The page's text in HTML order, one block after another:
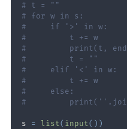
# t = ""
# for w in s:
#     if '>' in w:
#         t += w
#         print(t,
#         t = ""
#     elif '<' in w:
#         t += w
#     else:
#
s = list( input( ) )